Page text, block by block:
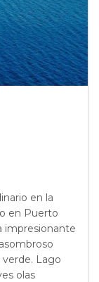
en la
en Puerto
impresionante
Lago
olas